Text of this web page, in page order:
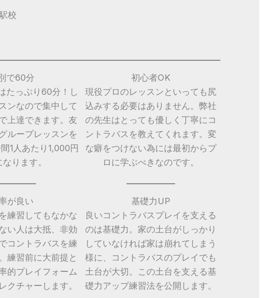
校
で60分
たっぷり60分！し
ンなので集中して
上達できます。友
ループレッスンを
1人あたり1,000円
ります。
初心者OK
現役プロのレッスンといっても尻
込みする必要はありません。弊社
の先生はとっても優しく丁寧にコ
ントラバスを教えてくれます。変
な癖をつけない為には最初からプ
ロに学ぶべきなのです。
が良い
練習してもなかな
い人は大抵、非効
コントラバスを練
練習前に大前提と
的プレイフォーム
クチャーします。
基礎力UP
良いコントラバスプレイを支える
のは基礎力。家の土台がしっかり
していなければ家は崩れてしまう
様に、コントラバスのプレイでも
土台が大切。この土台を支える基
礎力アップ練習法を公開します。